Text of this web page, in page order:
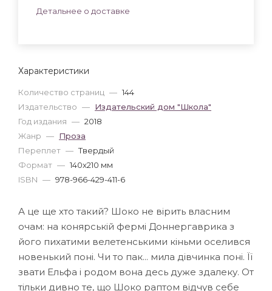
Характеристики
Количество страниц — 144
Издательство — Издательский дом "Школа"
Год издания — 2018
Жанр — Проза
Переплет — Твердый
Формат — 140x210 мм
ISBN — 978-966-429-411-6
Детальнее о доставке
А це ще хто такий? Шоко не вірить власним
очам: на конярській фермі Доннергаврика з
його пихатими велетенськими кіньми оселився
новенький поні. Чи то пак... мила дівчинка поні. Її
звати Ельфа і родом вона десь дуже здалеку. От
тільки дивно те, що Шоко раптом відчув себе